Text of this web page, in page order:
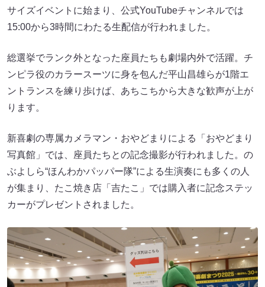
サイズイベントに始まり、公式YouTubeチャンネルでは
15:00から3時間にわたる生配信が行われました。
総選挙でランク外となった座員たちも劇場内外で活躍。チ
ンピラ役のカラースーツに身を包んだ平山昌雄らが1階エ
ントランスを練り歩けば、あちこちから大きな歓声が上が
ります。
新喜劇の専属カメラマン・おやどまりによる「おやどまり
写真館」では、座員たちとの記念撮影が行われました。の
ぶよしら“ほんわかパッパー隊”による生演奏にも多くの人
が集まり、たこ焼き店「吉たこ」では購入者に記念ステッ
カーがプレゼントされました。